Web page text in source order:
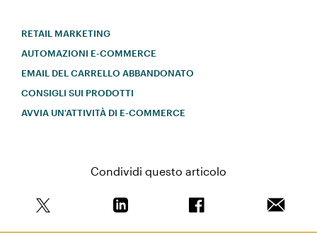
RETAIL MARKETING
AUTOMAZIONI E-COMMERCE
EMAIL DEL CARRELLO ABBANDONATO
CONSIGLI SUI PRODOTTI
AVVIA UN'ATTIVITÀ DI E-COMMERCE
Condividi questo articolo